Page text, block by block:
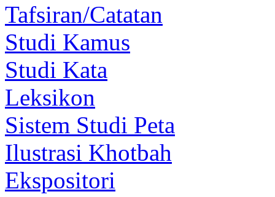
Tafsiran/Catatan
Studi Kamus
Studi Kata
Leksikon
Sistem Studi Peta
Ilustrasi Khotbah
Ekspositori